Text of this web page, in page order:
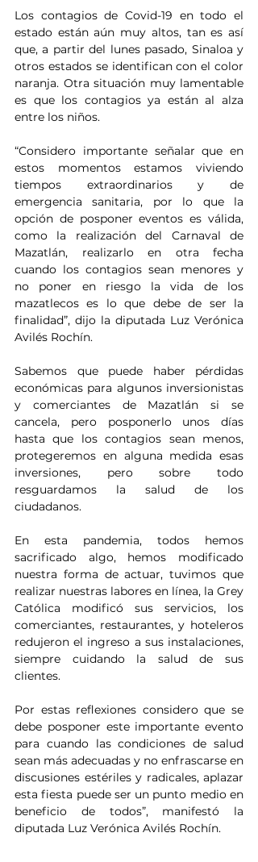
Los contagios de Covid-19 en todo el
estado están aún muy altos, tan es así
que, a partir del lunes pasado, Sinaloa y
otros estados se identifican con el color
naranja. Otra situación muy lamentable
es que los contagios ya están al alza
entre los niños.
“Considero importante señalar que en
estos momentos estamos viviendo
tiempos extraordinarios y de
emergencia sanitaria, por lo que la
opción de posponer eventos es válida,
como la realización del Carnaval de
Mazatlán, realizarlo en otra fecha
cuando los contagios sean menores y
no poner en riesgo la vida de los
mazatlecos es lo que debe de ser la
finalidad”, dijo la diputada Luz Verónica
Avilés Rochín.
Sabemos que puede haber pérdidas
económicas para algunos inversionistas
y comerciantes de Mazatlán si se
cancela, pero posponerlo unos días
hasta que los contagios sean menos,
protegeremos en alguna medida esas
inversiones, pero sobre todo
resguardamos la salud de los
ciudadanos.
En esta pandemia, todos hemos
sacrificado algo, hemos modificado
nuestra forma de actuar, tuvimos que
realizar nuestras labores en línea, la Grey
Católica modificó sus servicios, los
comerciantes, restaurantes, y hoteleros
redujeron el ingreso a sus instalaciones,
siempre cuidando la salud de sus
clientes.
Por estas reflexiones considero que se
debe posponer este importante evento
para cuando las condiciones de salud
sean más adecuadas y no enfrascarse en
discusiones estériles y radicales, aplazar
esta fiesta puede ser un punto medio en
beneficio de todos”, manifestó la
diputada Luz Verónica Avilés Rochín.